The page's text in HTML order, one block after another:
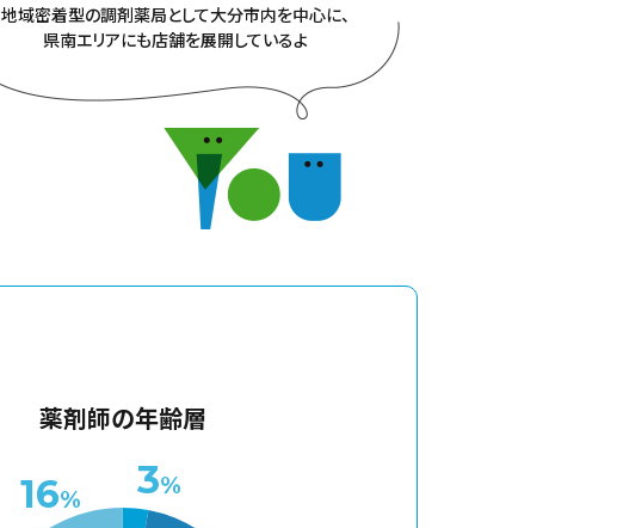
地域密着型の調剤薬局として大分市内を中心に、
県南エリアにも店舗を展開しているよ
薬剤師の年齢層
3%
16%